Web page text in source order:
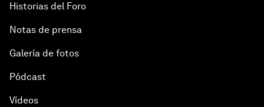
Historias del Foro
Notas de prensa
Galería de fotos
Pódcast
Vídeos